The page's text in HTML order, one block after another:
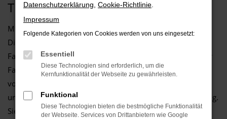
TESLA IN BREMEN
Mit einem Tesla sind Sie perfekt für Bremen motorisiert.
Diese Marke vereint zahlreiche Pluspunkte und bietet
Fahrzeuge, die gleichermaßen für den Stadtverkehr wie für
Fahrten auf Landstraße und Autobahn geeignet sind. Wir
vom Autozentrum Schmitz verkaufen Tesla gerne auch an
unsere Kundinnen und Kunden aus Bremen und Umgebung.
Sie finden uns seit 2012 an unserem verkehrsgünstigen
Datenschutzerklärung Cookie-Richtlinie
Impressum
Folgende Kategorien von Cookies werden von uns eingesetzt:
Essentiell
Diese Technologien sind erforderlich, um die
Kernfunktionalität der Webseite zu gewährleisten.
Funktional
Diese Technologien bieten die bestmögliche Funktionalität
der Webseite. Services von Drittanbietern wie Google